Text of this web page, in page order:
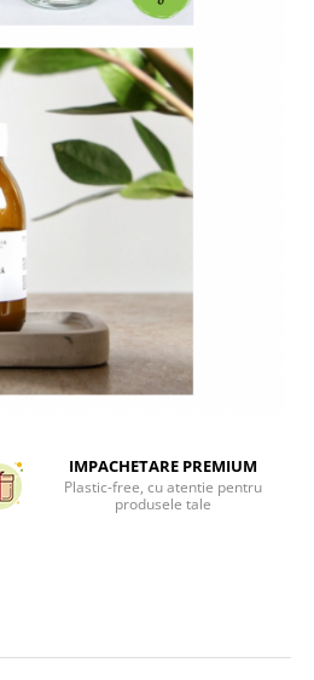
IMPACHETARE PREMIUM
Plastic-free, cu atentie pentru
produsele tale